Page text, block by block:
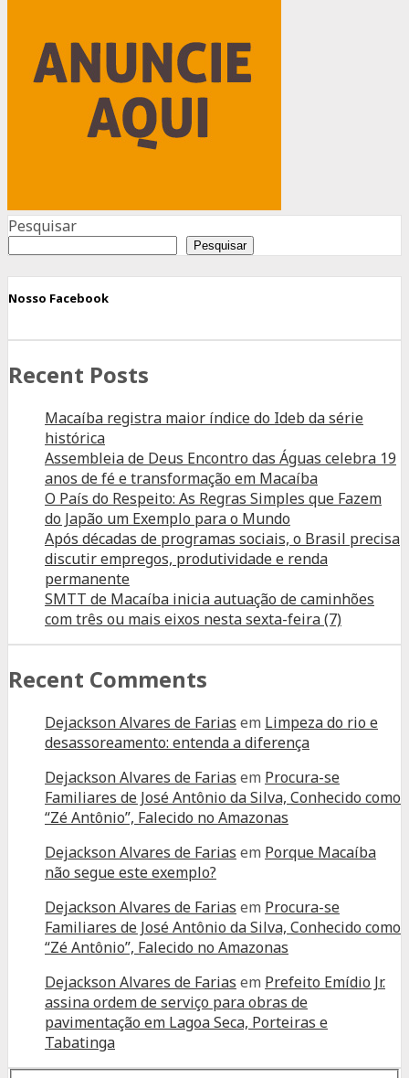
os
macaibenses
Pesquisar
Pesquisar
Nosso Facebook
Recent Posts
Macaíba registra maior índice do Ideb da série
histórica
Assembleia de Deus Encontro das Águas celebra 19
anos de fé e transformação em Macaíba
O País do Respeito: As Regras Simples que Fazem
do Japão um Exemplo para o Mundo
Após décadas de programas sociais, o Brasil precisa
discutir empregos, produtividade e renda
permanente
SMTT de Macaíba inicia autuação de caminhões
com três ou mais eixos nesta sexta-feira (7)
Recent Comments
Dejackson Alvares de Farias em Limpeza do rio e
desassoreamento: entenda a diferença
Dejackson Alvares de Farias em Procura-se
Familiares de José Antônio da Silva, Conhecido como
“Zé Antônio”, Falecido no Amazonas
Dejackson Alvares de Farias em Porque Macaíba
não segue este exemplo?
Dejackson Alvares de Farias em Procura-se
Familiares de José Antônio da Silva, Conhecido como
“Zé Antônio”, Falecido no Amazonas
Dejackson Alvares de Farias em Prefeito Emídio Jr.
assina ordem de serviço para obras de
pavimentação em Lagoa Seca, Porteiras e
Tabatinga